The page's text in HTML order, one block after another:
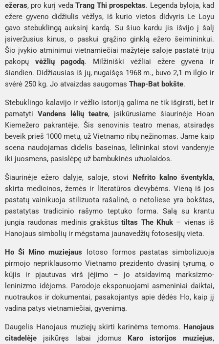
ežeras, pro kurį veda Trang Thi prospektas. Legenda byloja, kad
ežere gyveno didžiulis vėžlys, iš kurio vietos didvyris Le Loyu
gavo stebuklingą auksinį kardą. Su šiuo kardu jis išvijo į šalį
įsiveržusius kinus, o paskui grąžino ginklą ežero šeimininkui.
Šio įvykio atminimui vietnamiečiai mažytėje saloje pastatė trijų
pakopų vėžlių pagodą. Milžiniški vėžliai ežere gyvena ir
šiandien. Didžiausias iš jų, nugaišęs 1968 m., buvo 2,1 m ilgio ir
svėrė 250 kg. Jo atvaizdas saugomas Thap-Bat bokšte.
Stebuklingo kalavijo ir vėžlio istoriją galima ne tik išgirsti, bet ir
pamatyti Vandens lėlių teatre, įsikūrusiame šiaurinėje Hoan
Kiemežero pakrantėje. Šis senovinis teatro menas, atsiradęs
beveik prieš 1000 metų, už Vietnamo ribų nežinomas. Jame kaip
scena naudojamas didelis baseinas, lėlininkai stovi vandenyje
iki juosmens, pasislėpę už bambukinės užuolaidos.
Šiaurinėje ežero dalyje, saloje, stovi Nefrito kalno šventykla,
skirta medicinos, žemės ir literatūros dievybėms. Vieną iš jos
pastatų vainikuoja stilizuota rašalinė, o netoliese yra bokštas,
pastatytas tradicinio rašymo teptuko forma. Salą su krantu
jungia raudonas medinis grakštustiltas The Khuk – vienas iš
Hanojaus simbolių ir mėgstama jaunavedžių fotosesijų vieta.
Ho Ši Mino muziejaus
lotoso formos pastatas simbolizuoja
pirmojo nepriklausomo Vietnamo prezidento dvasinį tyrumą, o
kūjis ir pjautuvas virš įėjimo – jo atsidavimą marksizmo-
leninizmo idėjoms. Parodoje eksponuojami asmeniniai daiktai,
nuotraukos ir dokumentai, pasakojantys apie dėdės Ho, kaip jį
vadina patys vietnamiečiai, gyvenimą.
Daugelis Hanojaus muziejų skirti karinėms temoms. Hanojaus
citadelėje įsikūręs labai įdomus Karo istorijos muziejus,